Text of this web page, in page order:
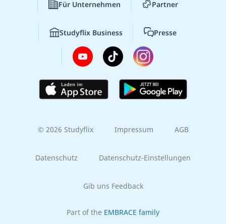
Für Unternehmen Partner
Studyflix Business Presse
© 2026 Studyflix Impressum AGB
Datenschutz Datenschutz-Einstellungen
Gib uns Feedback
Part of the EMBRACE family